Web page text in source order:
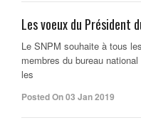
Les voeux du Président
Le SNPM souhaite à tous
membres du bureau
les
Posted On 03 Jan 2019